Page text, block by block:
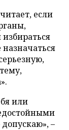
если
или
–